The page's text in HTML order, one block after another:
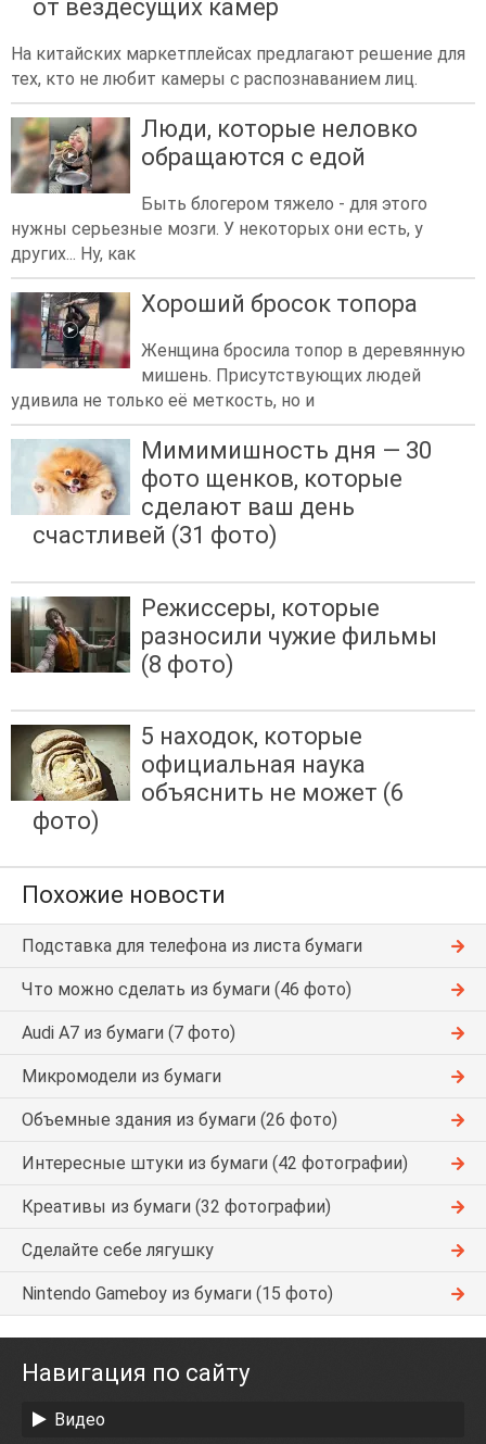
от вездесущих камер
На китайских маркетплейсах предлагают решение для
тех, кто не любит камеры с распознаванием лиц.
Люди, которые неловко
обращаются с едой
Быть блогером тяжело - для этого
нужны серьезные мозги. У некоторых они есть, у
других... Ну, как
Хороший бросок топора
Женщина бросила топор в деревянную
мишень. Присутствующих людей
удивила не только её меткость, но и
Мимимишность дня — 30
фото щенков, которые
сделают ваш день
счастливей (31 фото)
Режиссеры, которые
разносили чужие фильмы
(8 фото)
5 находок, которые
официальная наука
объяснить не может (6
фото)
Похожие новости
Подставка для телефона из листа бумаги
Что можно сделать из бумаги (46 фото)
Audi A7 из бумаги (7 фото)
Микромодели из бумаги
Объемные здания из бумаги (26 фото)
Интересные штуки из бумаги (42 фотографии)
Креативы из бумаги (32 фотографии)
Сделайте себе лягушку
Nintendo Gameboy из бумаги (15 фото)
Навигация по сайту
Видео